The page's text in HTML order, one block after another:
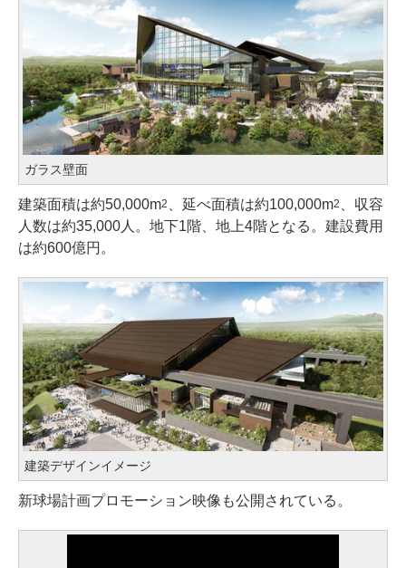
ガラス壁面
建築面積は約50,000m2 、延べ面積は約100,000m2
、収容
人数は約35,000人。地下1階、地上4階となる。建設費用
は約600億円。
建築デザインイメージ
新球場計画プロモーション映像も公開されている。